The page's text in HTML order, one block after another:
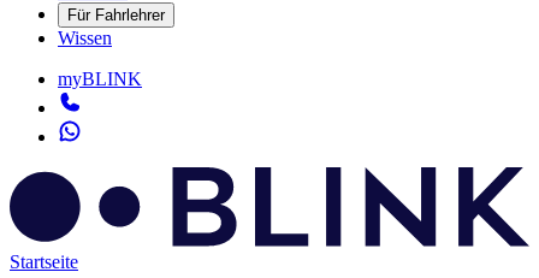
Für Fahrlehrer
Wissen
myBLINK
Startseite